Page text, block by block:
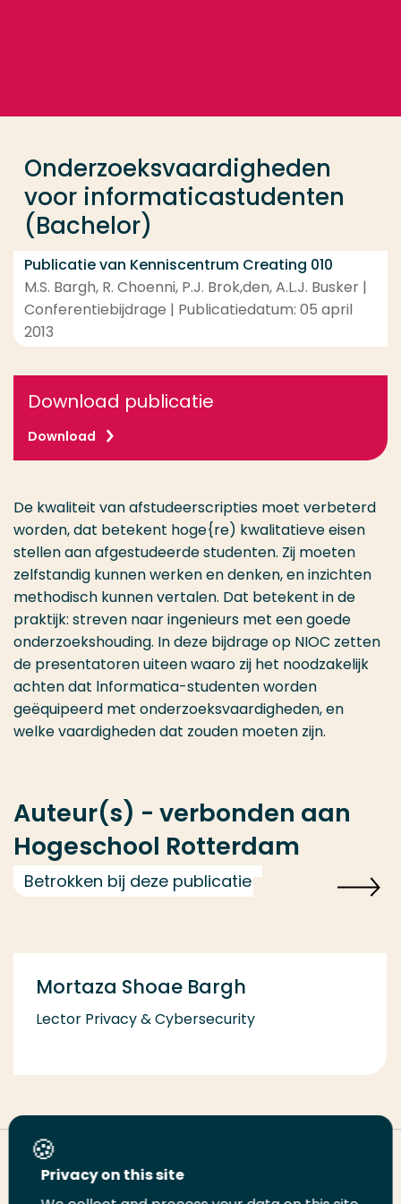
Onderzoeksvaardigheden
voor informaticastudenten
(Bachelor)
Publicatie van Kenniscentrum Creating 010
M.S. Bargh, R. Choenni, P.J. Brok,den, A.L.J. Busker |
Conferentiebijdrage | Publicatiedatum: 05 april
2013
Download publicatie
Download
De kwaliteit van afstudeerscripties moet verbeterd
worden, dat betekent hoge{re) kwalitatieve eisen
stellen aan afgestudeerde studenten. Zij moeten
zelfstandig kunnen werken en denken, en inzichten
methodisch kunnen vertalen. Dat betekent in de
praktijk: streven naar ingenieurs met een goede
onderzoekshouding. In deze bijdrage op NIOC zetten
de presentatoren uiteen waaro zij het noodzakelijk
achten dat lnformatica-studenten worden
geëquipeerd met onderzoeksvaardigheden, en
welke vaardigheden dat zouden moeten zijn.
Auteur(s) - verbonden aan
Hogeschool Rotterdam
Betrokken bij deze publicatie
Mortaza Shoae Bargh
Lector Privacy & Cybersecurity
Deel deze pagina
Opleiding
Contact
Privacy on this site